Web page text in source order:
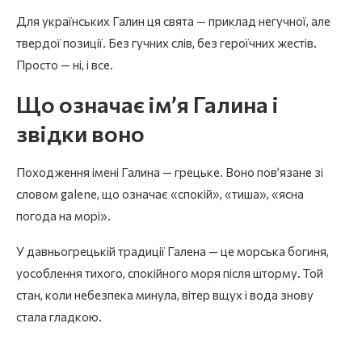
Для українських Галин ця свята — приклад негучної, але
твердої позиції. Без гучних слів, без героїчних жестів.
Просто — ні, і все.
Що означає ім’я Галина і
звідки воно
Походження імені Галина — грецьке. Воно пов’язане зі
словом galene, що означає «спокій», «тиша», «ясна
погода на морі».
У давньогрецькій традиції Галена — це морська богиня,
уособлення тихого, спокійного моря після шторму. Той
стан, коли небезпека минула, вітер вщух і вода знову
стала гладкою.